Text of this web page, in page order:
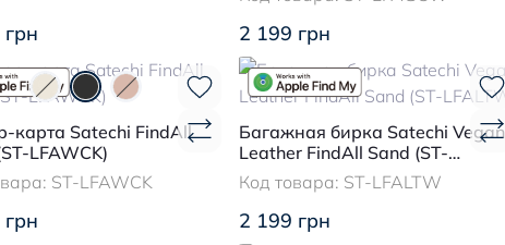
2 199 грн
карта Satechi FindAll
LFAWCK)
ST-LFAWCK
Багажная бирка Satechi Vegan
Leather FindAll Sand (ST-
LFALTW)
Код товара: ST-LFALTW
2 199 грн